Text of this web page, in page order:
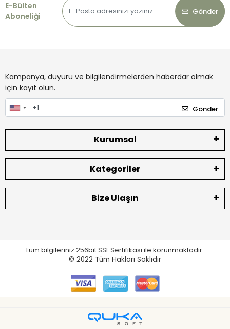
E-Bülten
Aboneliği
Gönder
Kampanya, duyuru ve bilgilendirmelerden haberdar olmak
için kayıt olun.
Gönder
Kurumsal
Kategoriler
Bize Ulaşın
Tüm bilgileriniz 256bit SSL Sertifikası ile korunmaktadır.
© 2022 Tüm Hakları Saklıdır